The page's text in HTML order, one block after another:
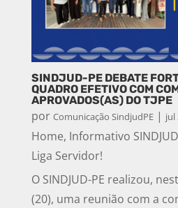
SINDJUD-PE DEBATE
QUADRO EFETIVO COM
APROVADOS(AS) DO TJPE
por Comunicação SindjudPE| jul
Home, Informativo
Liga Servidor!
O SINDJUD-PE realizou,
(20), uma reunião com a